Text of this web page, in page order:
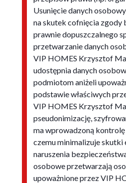
Usunięcie danych
na skutek cofnięcia zgody
prawnie dopuszczalnego
przetwarzanie danych
VIP HOMES Krzysztof
udostępnia danych
podmiotom aniżeli
podstawie właściwych
VIP HOMES Krzysztof
pseudonimizację,
ma wprowadzoną
czemu minimalizuje skutki
naruszenia
osobowe przetwarzają
upoważnione przez VIP